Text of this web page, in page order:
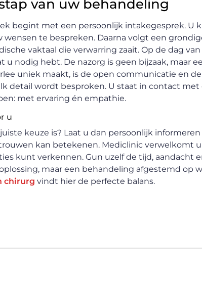
van uw behandeling
begint met een persoonlijk intakegesprek. U
te bespreken. Daarna volgt een
vaktaal die verwarring zaait. Op de dag
u nodig hebt. De nazorg is geen bijzaak, maar
uniek maakt, is de open communicatie en
detail wordt besproken. U staat in contact
met ervaring én empathie.
u
keuze is? Laat u dan persoonlijk
kan betekenen. Mediclinic verwelkomt
kunt verkennen. Gun uzelf de tijd, aandacht
maar een behandeling afgestemd op
chirurg vindt hier de perfecte balans.